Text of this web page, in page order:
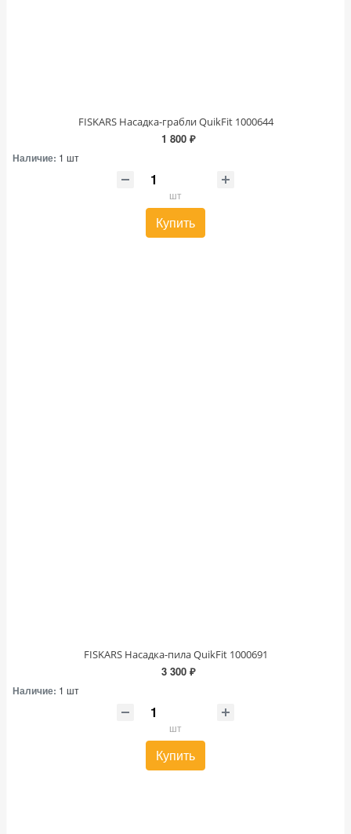
FISKARS Насадка-грабли QuikFit 1000644
1 800 ₽
Наличие: 1 шт
шт
Купить
FISKARS Насадка-пила QuikFit 1000691
3 300 ₽
Наличие: 1 шт
шт
Купить